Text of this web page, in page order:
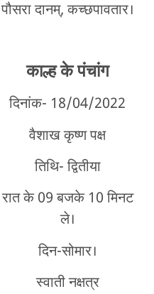
पौसरा दानम्, कच्छपावतार।
काल्ह के पंचांग
दिनांक- 18/04/2022
वैशाख कृष्ण पक्ष
तिथि- द्वितीया
रात के 09 बजके 10 मिनट
ले।
दिन-सोमार।
स्वाती नक्षत्र